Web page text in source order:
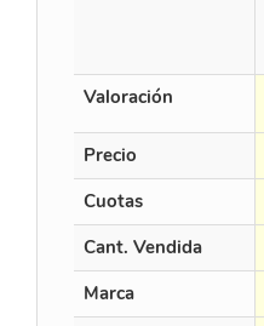
Valoración
Precio
Cuotas
Cant. Vendida
Marca